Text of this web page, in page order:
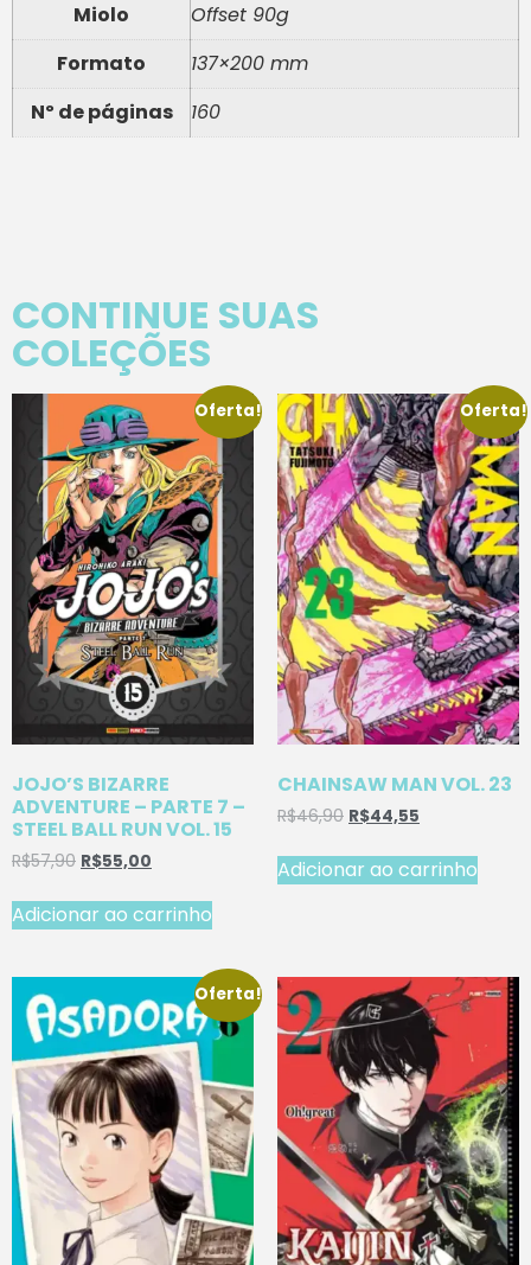
Miolo
Offset 90g
Formato
137×200 mm
Nº de páginas
160
CONTINUE SUAS
COLEÇÕES
Oferta!
JOJO’S BIZARRE
ADVENTURE – PARTE 7 –
STEEL BALL RUN VOL. 15
R$57,90 R$55,00
Adicionar ao carrinho
Oferta!
CHAINSAW MAN VOL. 23
R$46,90 R$44,55
Adicionar ao carrinho
Oferta!